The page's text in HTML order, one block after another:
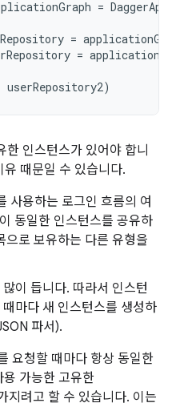
=
=
=
userRepository2)
인스턴스가 있어야 합니
때문일 수 있습니다.
사용하는 로그인 흐름의 여
동일한 인스턴스를 공유하
으로 보유하는 다른 유형을
이 듭니다. 따라서 인스턴
마다 새 인스턴스를 생성하
파서).
요청할 때마다 항상 동일한
가능한 고유한
지려고 할 수 있습니다. 이는